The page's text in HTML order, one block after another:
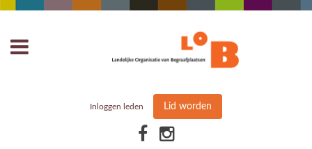
Inloggen leden Lid worden